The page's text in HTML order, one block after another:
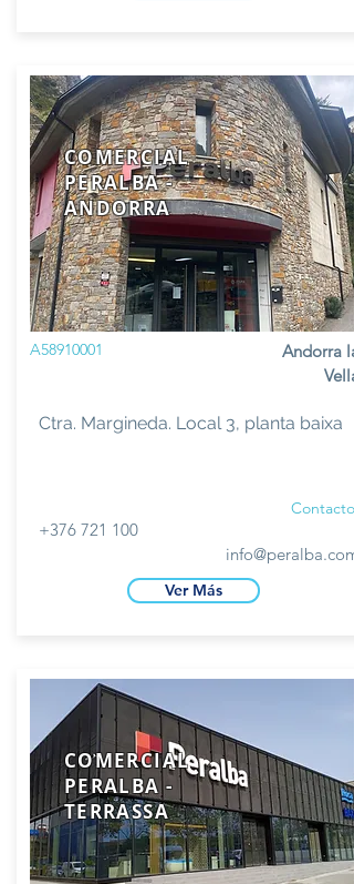
COMERCIAL
PERALBA -
ANDORRA
A58910001
Andorra la
Vella
Ctra. Margineda. Local 3, planta baixa
Contacto
+376 721 100
info@peralba.com
Ver Más
COMERCIAL
PERALBA -
TERRASSA